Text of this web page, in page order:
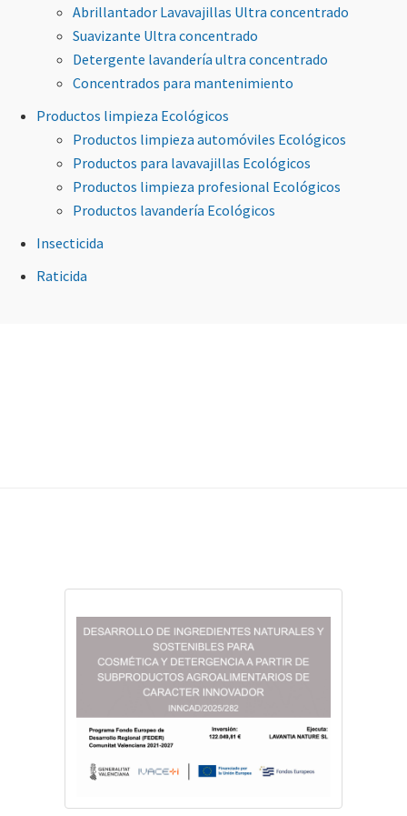
Abrillantador Lavavajillas Ultra concentrado
Suavizante Ultra concentrado
Detergente lavandería ultra concentrado
Concentrados para mantenimiento
Productos limpieza Ecológicos
Productos limpieza automóviles Ecológicos
Productos para lavavajillas Ecológicos
Productos limpieza profesional Ecológicos
Productos lavandería Ecológicos
Insecticida
Raticida